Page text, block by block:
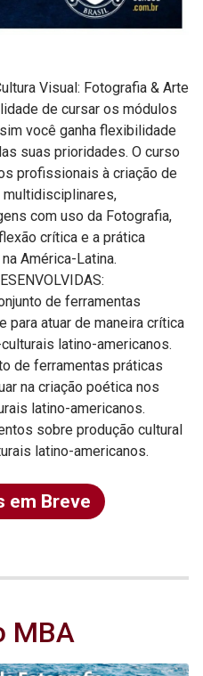
Visual: Fotografia & Arte
de cursar os módulos
você ganha flexibilidade
suas prioridades. O curso
profissionais à criação de
com uso da Fotografia,
crítica e a prática
América-Latina.
de ferramentas
para atuar de maneira crítica
latino-americanos.
de ferramentas práticas
na criação poética nos
latino-americanos.
sobre produção cultural
latino-americanos.
em Breve
MBA